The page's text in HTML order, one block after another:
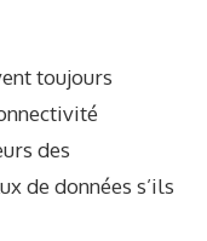
toujours
des
de données s’ils